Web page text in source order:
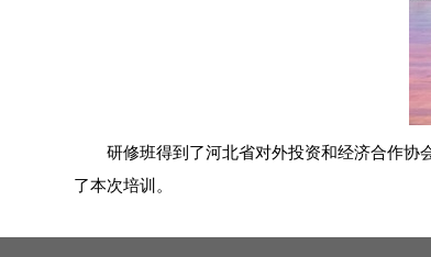
研修班得到了河北省对外投资和经济合作协
了本次培训。